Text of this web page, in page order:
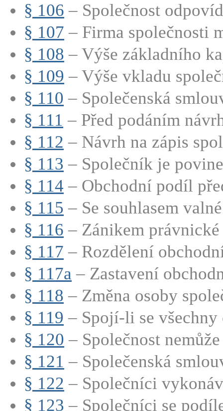
§ 106 – Společnost
§ 107 – Firma společnosti
§ 108 – Výše základního
§ 109 – Výše vkladu
§ 110 – Společenská
§ 111 – Před podáním
§ 112 – Návrh na zápis
§ 113 – Společník je
§ 114 – Obchodní podíl
§ 115 – Se souhlasem
§ 116 – Zánikem
§ 117 – Rozdělení
§ 117a – Zastavení
§ 118 – Změna osoby
§ 119 – Spojí-li se všechny
§ 120 – Společnost
§ 121 – Společenská
§ 122 – Společníci
§ 123 – Společníci se